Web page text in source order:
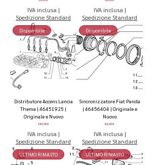
IVA inclusa |
Spedizione Standard
IVA inclusa |
Spedizione Standard
Disponibile
Distributore Accens Lancia
Thema | 46451925 |
Originale e Nuovo
Prezzo
193,00 €
IVA inclusa |
Spedizione Standard
Disponibile
Sincronizzatore Fiat Panda
| 46456404 | Originale e
Nuovo
Prezzo
62,00 €
IVA inclusa |
Spedizione Standard
ULTIMO RIMASTO ULTIMO RIMASTO